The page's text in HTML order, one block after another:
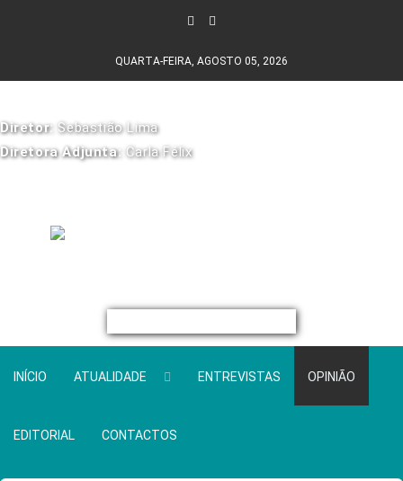
QUARTA-FEIRA, AGOSTO 05, 2026
Diretor: Sebastião Lima
Diretora Adjunta: Carla Félix
INÍCIO ATUALIDADE ENTREVISTAS OPINIÃO
EDITORIAL CONTACTOS